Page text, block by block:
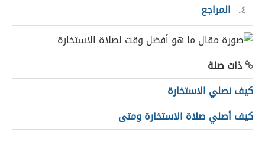
٤
المراجع
ذات صلة
كيف نصلي الاستخارة
كيف أصلي صلاة الاستخارة ومتى